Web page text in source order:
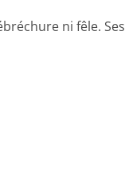
ni fêle. Ses